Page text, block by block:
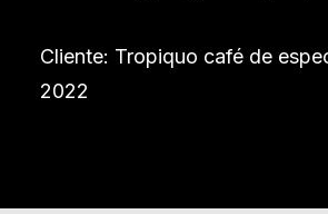
Cliente: Tropiquo café de
2022